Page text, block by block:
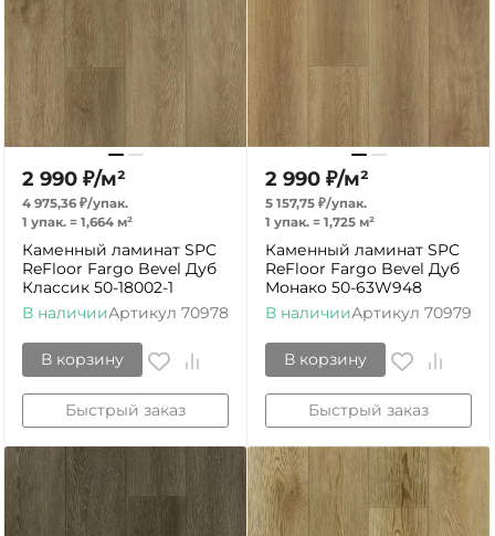
2 990 ₽/м²
4 975,36 ₽/упак.
1 упак. = 1,664 м²
Каменный ламинат SPC
ReFloor Fargo Bevel Дуб
Классик 50-18002-1
В наличииАртикул 70978
В корзину
Быстрый заказ
2 990 ₽/м²
5 157,75 ₽/упак.
1 упак. = 1,725 м²
Каменный ламинат SPC
ReFloor Fargo Bevel Дуб
Монако 50-63W948
В наличииАртикул 70979
В корзину
Быстрый заказ